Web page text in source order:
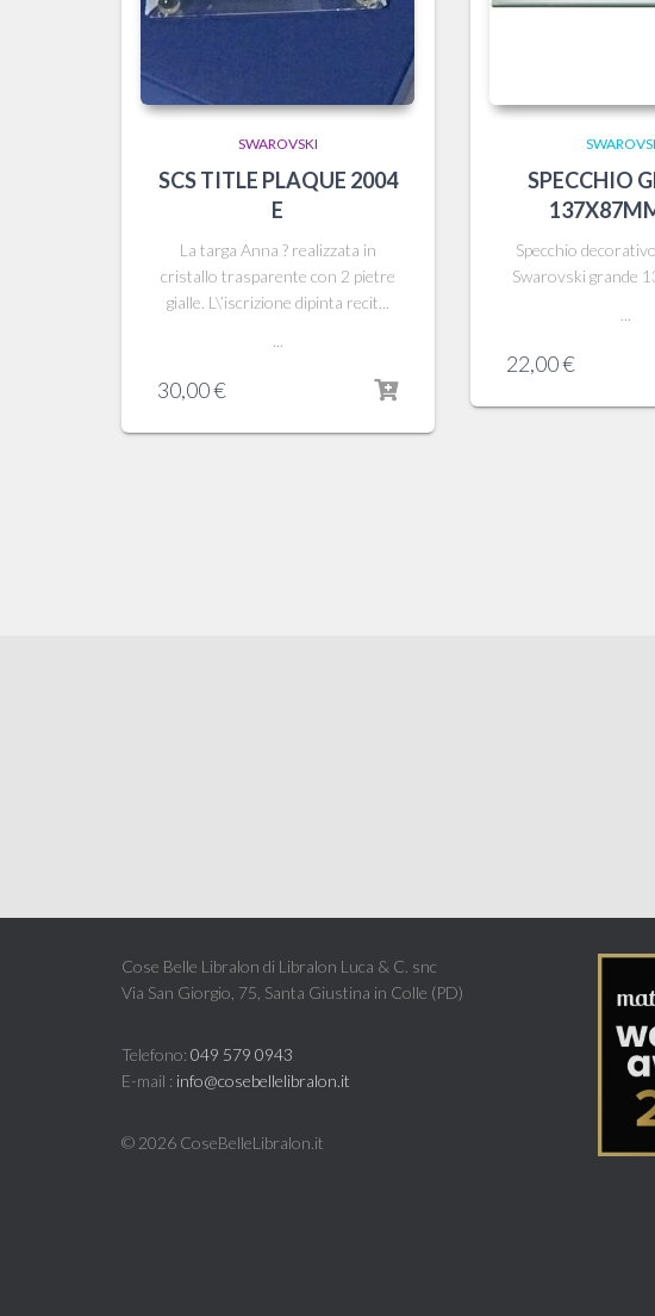
SWAROVSKI
SCS TITLE PLAQUE 2004
E
La targa Anna ? realizzata in
cristallo trasparente con 2 pietre
gialle. L\’iscrizione dipinta recit...
30,00€
SPECCHIO
Specchio
Swarovski grande
22,00€
Cose Belle Libralon di Libralon Luca & C. snc
Via San Giorgio, 75, Santa Giustina in Colle (PD)
Telefono: 049 579 0943
E-mail : info@cosebellelibralon.it
© 2026 CoseBelleLibralon.it